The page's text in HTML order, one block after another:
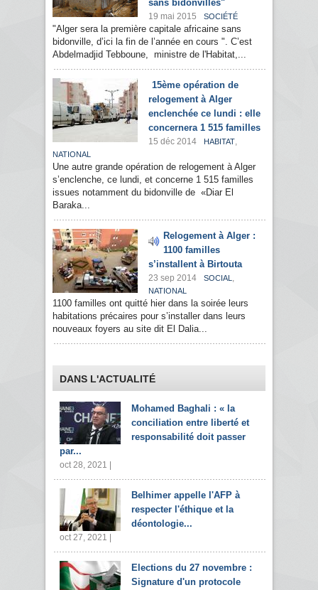
sans bidonvilles"
19 mai 2015 SOCIÉTÉ
"Alger sera la première capitale africaine sans
bidonville, d’ici la fin de l’année en cours ". C’est
Abdelmadjid Tebboune, ministre de l'Habitat,...
15ème opération de
relogement à Alger
enclenchée ce lundi : elle
concernera 1 515 familles
15 déc 2014 HABITAT,
NATIONAL
Une autre grande opération de relogement à Alger
s’enclenche, ce lundi, et concerne 1 515 familles
issues notamment du bidonville de «Diar El
Baraka...
Relogement à Alger :
1100 familles
s’installent à Birtouta
23 sep 2014 SOCIAL ,
NATIONAL
1100 familles ont quitté hier dans la soirée leurs
habitations précaires pour s’installer dans leurs
nouveaux foyers au site dit El Dalia...
DANS L'ACTUALITÉ
Mohamed Baghali : « la
conciliation entre liberté et
responsabilité doit passer
par...
oct 28, 2021 |
Belhimer appelle l'AFP à
respecter l'éthique et la
déontologie...
oct 27, 2021 |
Elections du 27 novembre :
Signature d'un protocole